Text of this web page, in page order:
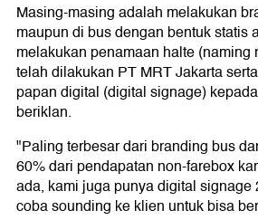
Masing-masing adalah melakukan
maupun di bus dengan bentuk statis
melakukan penamaan halte (naming
telah dilakukan PT MRT Jakarta
papan digital (digital signage)
beriklan.
"Paling terbesar dari branding bus
60% dari pendapatan non-farebox
ada, kami juga punya digital signage
coba sounding ke klien untuk bisa